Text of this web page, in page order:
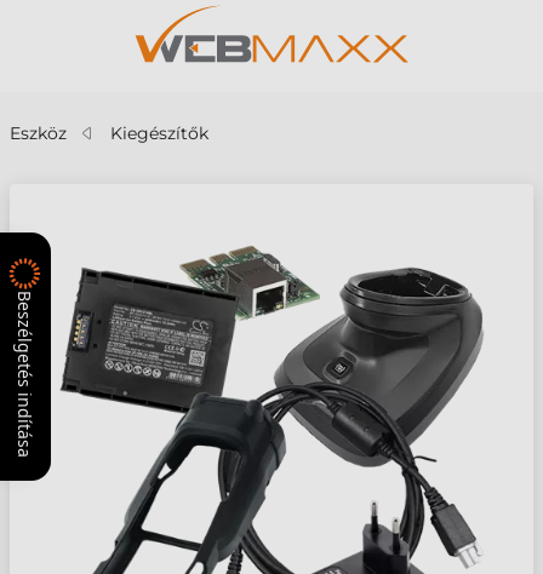
Eszköz Kiegészítők
Beszélgetés indítása